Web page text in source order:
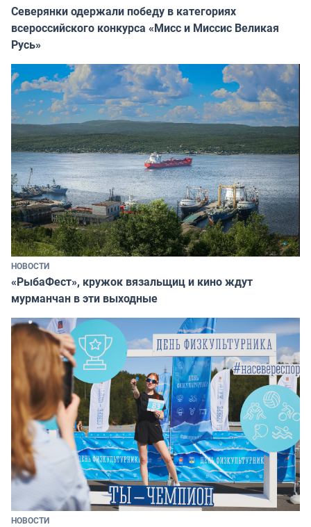
Северянки одержали победу в категориях
всероссийского конкурса «Мисс и Миссис Великая
Русь»
НОВОСТИ
«РыбаФест», кружок вязальщиц и кино ждут
мурманчан в эти выходные
НОВОСТИ